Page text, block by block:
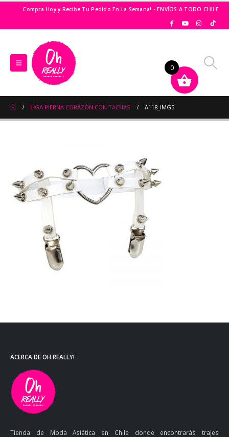
Compra Hoy y Recibe Tu Pedido En La Semana! - ENVÍOS A TODO CHILE
LIGA PIERNA CORAZÓN CON TACHAS A118_IMG5
ACERCA DE OH REALLY!
Tienda de Moda Asiática en Chile donde encontrarás trajes
0